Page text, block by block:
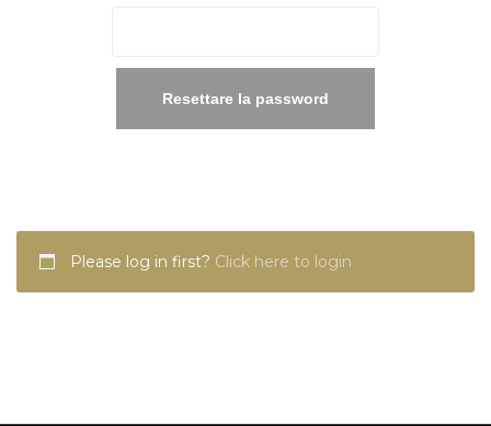
Resettare la password
Please log in first? Click here to login